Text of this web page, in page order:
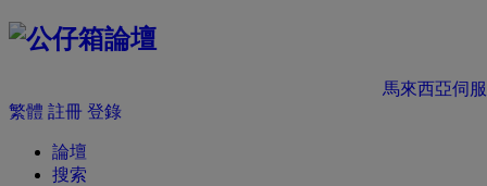
馬來西亞伺
繁體 註冊 登錄
論壇
搜索